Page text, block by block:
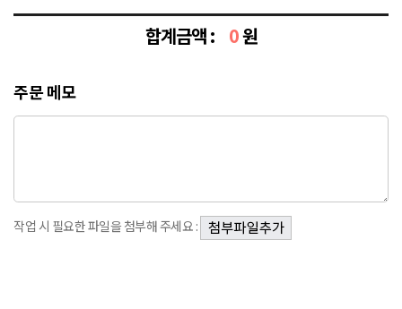
합계금액 : 0원
주문 메모
작업 시 필요한 파일을 첨부해 주세요 :